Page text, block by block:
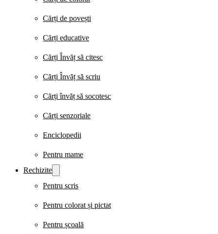
Cărți de povești
Cărți educative
Cărți Învăț să citesc
Cărți Învăț să scriu
Cărți învăț să socotesc
Cărți senzoriale
Enciclopedii
Pentru mame
Rechizite
Pentru scris
Pentru colorat și pictat
Pentru școală